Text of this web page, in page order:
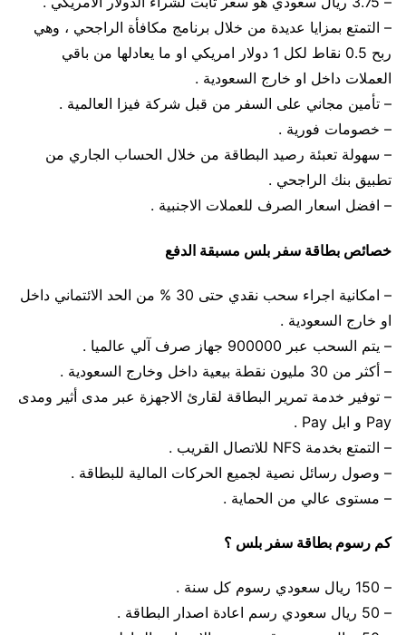
– التمتع بمزايا عديدة من خلال برنامج مكافأة الراجحي ، وهي
ربح 0.5 نقاط لكل 1 دولار امريكي او ما يعادلها من باقي
العملات داخل او خارج السعودية .
– تأمين مجاني على السفر من قبل شركة فيزا العالمية .
– خصومات فورية .
– سهولة تعبئة رصيد البطاقة من خلال الحساب الجاري من
تطبيق بنك الراجحي .
– افضل اسعار الصرف للعملات الاجنبية .
خصائص بطاقة سفر بلس مسبقة الدفع
– امكانية اجراء سحب نقدي حتى 30 % من الحد الائتماني داخل
او خارج السعودية .
– يتم السحب عبر 900000 جهاز صرف آلي عالميا .
– أكثر من 30 مليون نقطة بيعية داخل وخارج السعودية .
– توفير خدمة تمرير البطاقة لقارئ الاجهزة عبر مدى أثير ومدى
Pay و ابل Pay .
– التمتع بخدمة NFS للاتصال القريب .
– وصول رسائل نصية لجميع الحركات المالية للبطاقة .
– مستوى عالي من الحماية .
كم رسوم بطاقة سفر بلس ؟
– 150 ريال سعودي رسوم كل سنة .
– 50 ريال سعودي رسم اعادة اصدار البطاقة .